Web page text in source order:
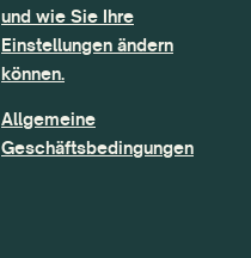
und wie Sie Ihre
Einstellungen ändern
können.
Allgemeine
Geschäftsbedingungen